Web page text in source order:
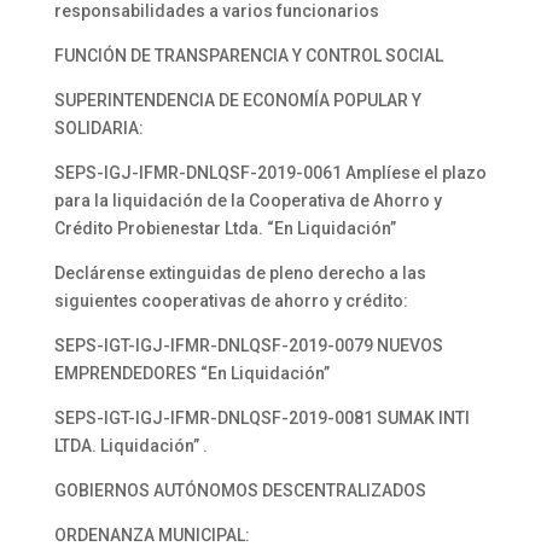
responsabilidades a varios funcionarios
FUNCIÓN DE TRANSPARENCIA Y CONTROL SOCIAL
SUPERINTENDENCIA DE ECONOMÍA POPULAR Y
SOLIDARIA:
SEPS-IGJ-IFMR-DNLQSF-2019-0061 Amplíese el plazo
para la liquidación de la Cooperativa de Ahorro y
Crédito Probienestar Ltda. “En Liquidación”
Declárense extinguidas de pleno derecho a las
siguientes cooperativas de ahorro y crédito:
SEPS-IGT-IGJ-IFMR-DNLQSF-2019-0079 NUEVOS
EMPRENDEDORES “En Liquidación”
SEPS-IGT-IGJ-IFMR-DNLQSF-2019-0081 SUMAK INTI
LTDA. Liquidación” .
GOBIERNOS AUTÓNOMOS DESCENTRALIZADOS
ORDENANZA MUNICIPAL: